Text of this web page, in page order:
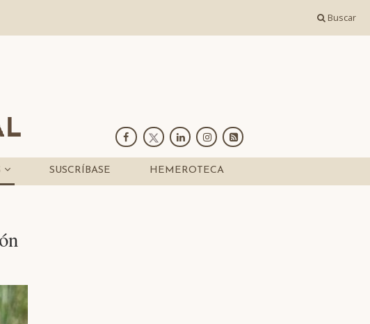
Buscar
SUSCRÍBASE HEMEROTECA